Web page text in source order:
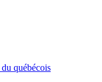
québécois